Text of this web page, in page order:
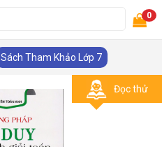
0
Sách Tham Khảo Lớp 7
Đọc thử